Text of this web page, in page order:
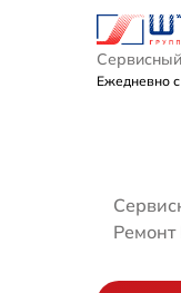
Ежедневно
Ремонт